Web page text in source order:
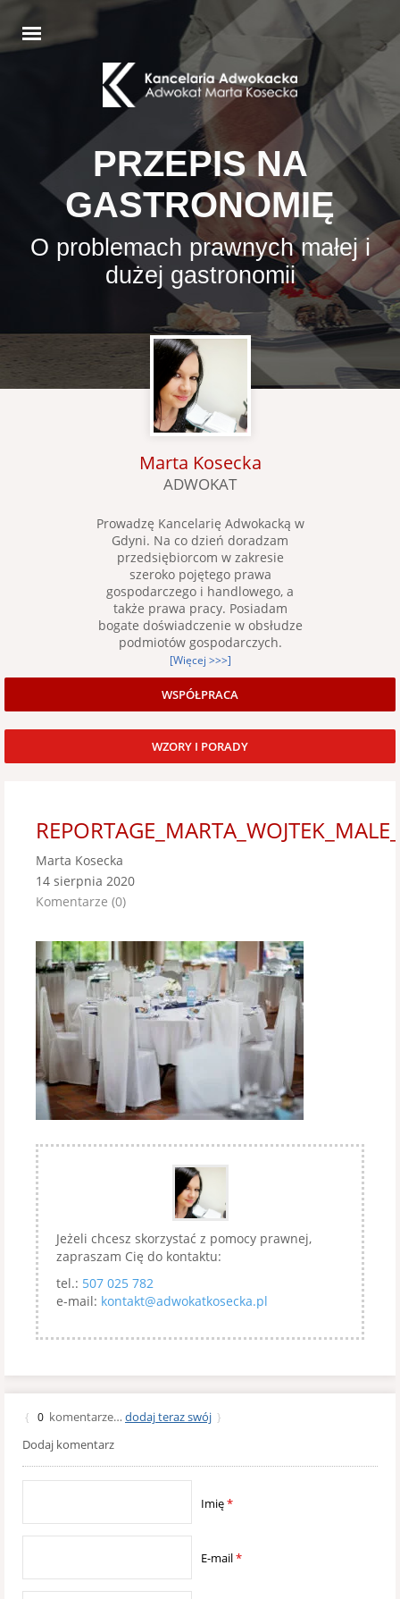
PRZEPIS NA
GASTRONOMIĘ
O problemach prawnych małej i
dużej gastronomii
Marta Kosecka
ADWOKAT
Prowadzę Kancelarię Adwokacką w
Gdyni. Na co dzień doradzam
przedsiębiorcom w zakresie
szeroko pojętego prawa
gospodarczego i handlowego, a
także prawa pracy. Posiadam
bogate doświadczenie w obsłudze
podmiotów gospodarczych.
[Więcej >>>]
WSPÓŁPRACA
WZORY I PORADY
Marta Kosecka
14 sierpnia 2020
Komentarze (0)
Jeżeli chcesz skorzystać z pomocy prawnej,
zapraszam Cię do kontaktu:
tel.: 507 025 782
e-mail: kontakt@adwokatkosecka.pl
{ 0 komentarze… dodaj teraz swój }
Dodaj komentarz
Imię*
E-mail*